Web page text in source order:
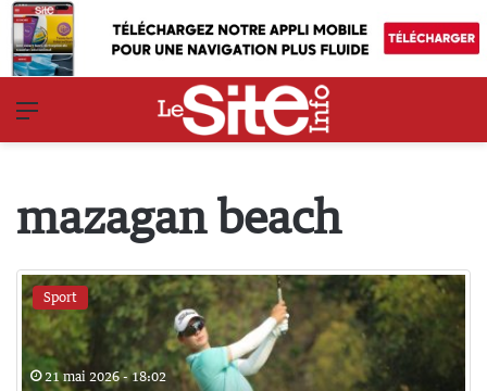
mazagan beach
Sport
21 mai 2026 - 18:02